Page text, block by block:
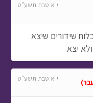
י"א טבת תשע"ט
שידורים שיצא
יצא
י"א טבת תשע"ט